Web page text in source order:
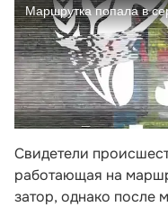
Свидетели
работающая на
затор, однако после